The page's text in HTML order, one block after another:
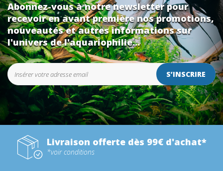
Abonnez-vous à notre newsletter pour
recevoir en avant première nos promotions,
nouveautés et autres informations sur
l'univers de l'aquariophilie...
S’INSCRIRE
Livraison offerte dès 99€ d'achat*
*voir conditions